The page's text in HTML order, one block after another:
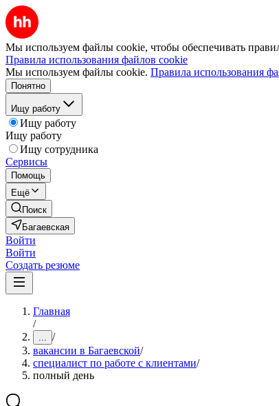
Мы используем файлы cookie, чтобы обеспечивать
Правила использования файлов cookie
Мы используем файлы cookie. Правила использования
Понятно
Ищу работу
Ищу работу
Ищу работу
Ищу сотрудника
Сервисы
Помощь
Ещё
Поиск
Багаевская
Войти
Войти
Создать резюме
Главная
/
... /
вакансии в Багаевской/
специалист по работе с клиентами/
полный день